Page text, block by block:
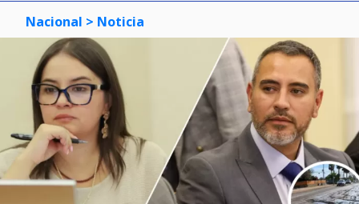
Nacional > Noticia